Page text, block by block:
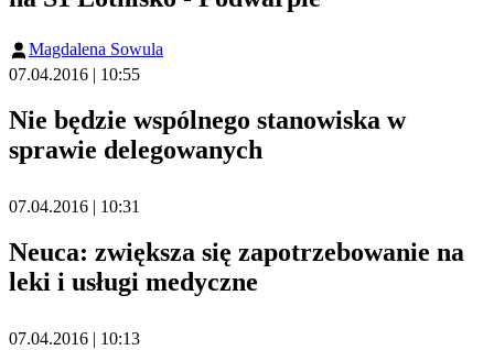
Magdalena Sowula
07.04.2016 | 10:55
Nie będzie wspólnego stanowiska w
sprawie delegowanych
07.04.2016 | 10:31
Neuca: zwiększa się zapotrzebowanie na
leki i usługi medyczne
07.04.2016 | 10:13